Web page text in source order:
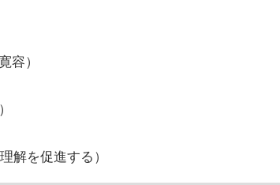
容）
解を促進する）